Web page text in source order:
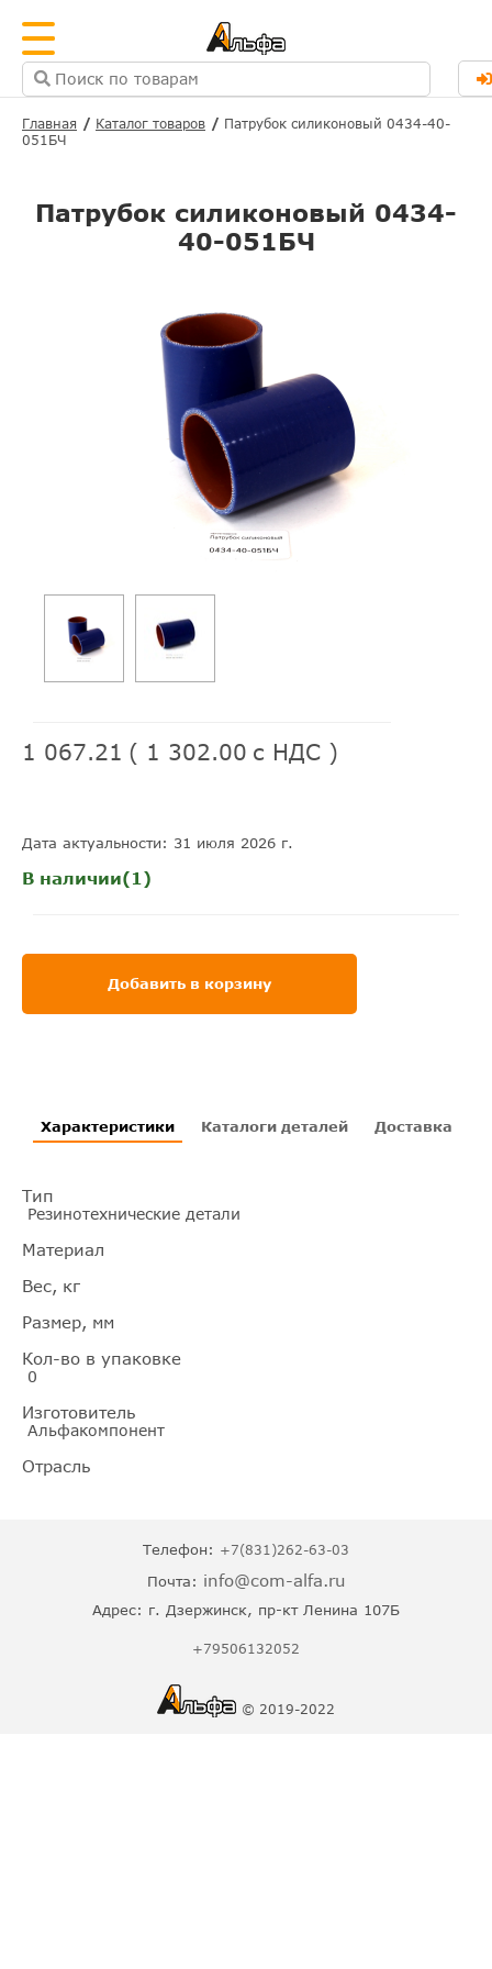
Главная Каталог товаров
Патрубок силиконовый 0434-40-
051БЧ
Патрубок силиконовый 0434-
40-051БЧ
1 067.21 ( 1 302.00 с НДС )
Дата актуальности: 31 июля 2026 г.
В наличии(1)
Добавить в корзину
Характеристики Каталоги деталей Доставка
Тип
Резинотехнические детали
Материал
Вес, кг
Размер, мм
Кол-во в упаковке
0
Изготовитель
Альфакомпонент
Отрасль
Телефон: +7(831)262-63-03
Почта: info@com-alfa.ru
Адрес: г. Дзержинск, пр-кт Ленина 107Б
+79506132052
© 2019-2022